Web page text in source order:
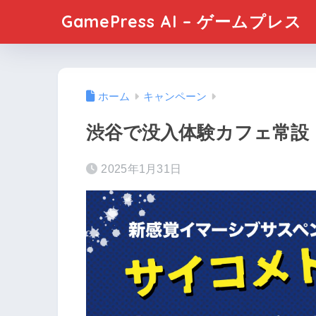
GamePress AI – ゲームプレス
ホーム キャンペーン
渋谷で没入体験カフェ常設
2025年1月31日